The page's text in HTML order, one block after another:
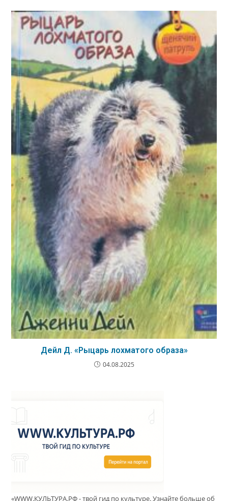
Дейл Д. «Рыцарь лохматого образа»
04.08.2025
«WWW.КУЛЬТУРА.РФ - твой гид по культуре. Узнайте больше об